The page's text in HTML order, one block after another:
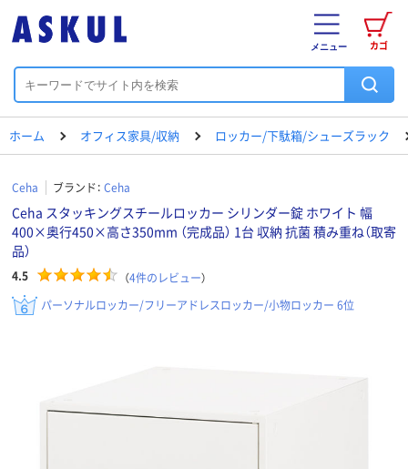
カゴ
メニュー
ホーム オフィス家具/収納 ロッカー/下駄箱/シューズラック
Ceha ブランド： Ceha
Ceha スタッキングスチールロッカー シリンダー錠 ホワイト 幅
400×奥行450×高さ350mm （完成品） 1台 収納 抗菌 積み重ね（取寄
品）
4.5 （4件のレビュー）
パーソナルロッカー/フリーアドレスロッカー/小物ロッカー 6位